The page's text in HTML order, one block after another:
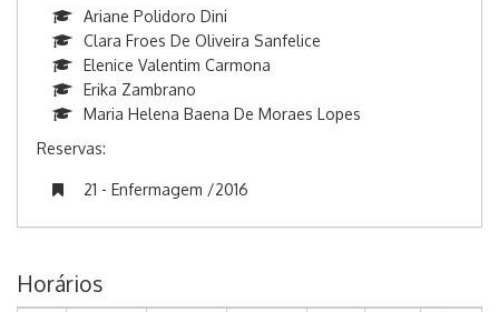
Ariane Polidoro Dini
Clara Froes De Oliveira Sanfelice
Elenice Valentim Carmona
Erika Zambrano
Maria Helena Baena De Moraes Lopes
Reservas:
21 - Enfermagem /2016
Horários